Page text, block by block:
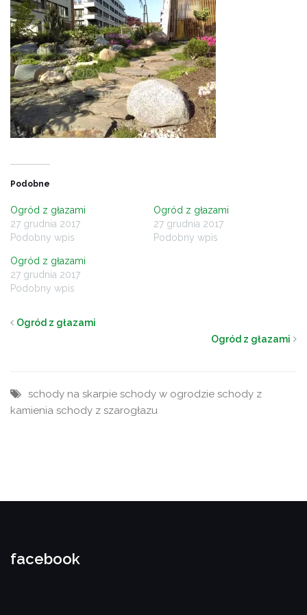
Podobne
Ogród z głazami
27 grudnia 2017
Podobny wpis
Ogród z głazami
27 grudnia 2017
Podobny wpis
Ogród z głazami
27 grudnia 2017
Podobny wpis
Ogród z głazami
Ogród z głazami
schody na skarpie schody w ogrodzie schody z
kamienia schody z szarogłazu
facebook